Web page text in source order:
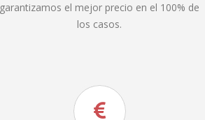
garantizamos el mejor precio en el 100% de
los casos.